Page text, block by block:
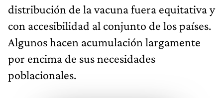
distribución de la vacuna fuera equitativa y
con accesibilidad al conjunto de los países.
Algunos hacen acumulación largamente
por encima de sus necesidades
poblacionales.